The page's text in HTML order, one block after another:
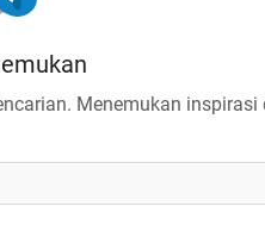
Menemukan inspirasi